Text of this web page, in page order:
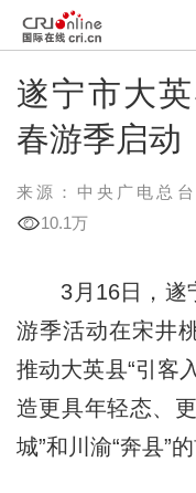
遂宁市大
春游季启动
来源：中央广电总
10.1万
3月16日，遂宁
游季活动在宋井
推动大英县“引客
造更具年轻态、
城”和川渝“奔县”的